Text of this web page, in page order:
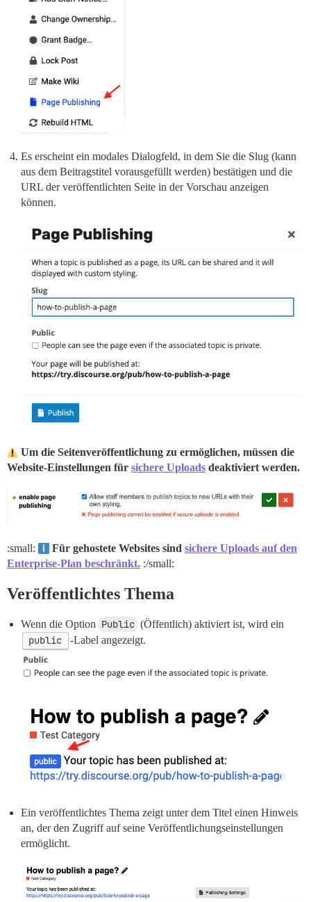
Es erscheint ein modales Dialogfeld, in dem Sie die Slug (kann
aus dem Beitragstitel vorausgefüllt werden) bestätigen und die
URL der veröffentlichten Seite in der Vorschau anzeigen
können.
Um die Seitenveröffentlichung zu ermöglichen, müssen die
Website-Einstellungen für sichere Uploads deaktiviert werden.
:small: Für gehostete Websites sind sichere Uploads auf den
Enterprise-Plan beschränkt. :/small:
Veröffentlichtes Thema
Wenn die Option Public (Öffentlich) aktiviert ist, wird ein
public -Label angezeigt.
Ein veröffentlichtes Thema zeigt unter dem Titel einen Hinweis
an, der den Zugriff auf seine Veröffentlichungseinstellungen
ermöglicht.